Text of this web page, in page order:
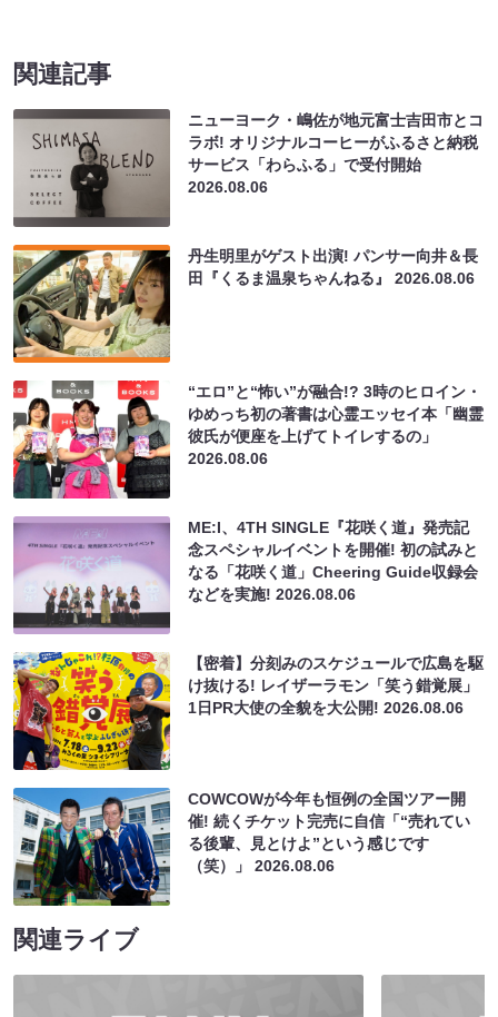
関連記事
ニューヨーク・嶋佐が地元富士吉田市とコ
ラボ! オリジナルコーヒーがふるさと納税
サービス「わらふる」で受付開始
2026.08.06
丹生明里がゲスト出演! パンサー向井＆長
田『くるま温泉ちゃんねる』2026.08.06
“エロ”と“怖い”が融合!? 3時のヒロイン・
ゆめっち初の著書は心霊エッセイ本「幽霊
彼氏が便座を上げてトイレするの」
2026.08.06
ME:I、4TH SINGLE『花咲く道』発売記
念スペシャルイベントを開催! 初の試みと
なる「花咲く道」Cheering Guide収録会
などを実施!2026.08.06
【密着】分刻みのスケジュールで広島を駆
け抜ける! レイザーラモン「笑う錯覚展」
1日PR大使の全貌を大公開!2026.08.06
COWCOWが今年も恒例の全国ツアー開
催! 続くチケット完売に自信「“売れてい
る後輩、見とけよ”という感じです
（笑）」2026.08.06
関連ライブ